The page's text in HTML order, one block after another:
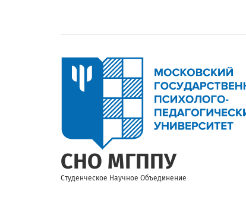
СНО МГППУ
Студенческое Научное Объединение